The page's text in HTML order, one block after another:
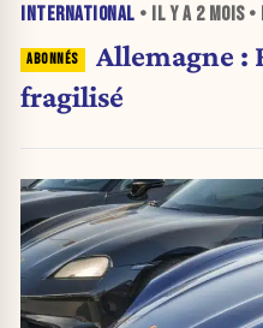
INTERNATIONAL • IL Y A 2 MOIS•
Allemagne :
fragilisé